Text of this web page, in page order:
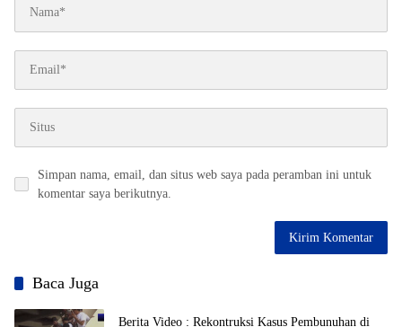
Simpan nama, email, dan situs web saya pada peramban ini untuk
komentar saya berikutnya.
Baca Juga
Berita Video : Rekontruksi Kasus Pembunuhan di